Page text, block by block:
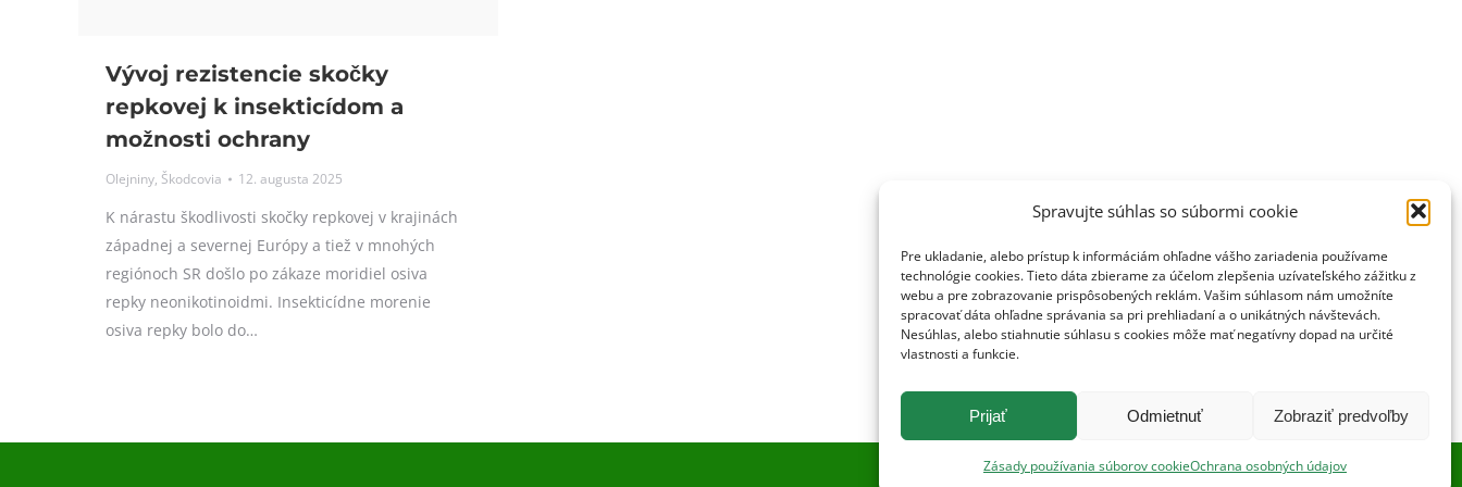
Spravujte súhlas so súbormi cookie
Pre ukladanie, alebo prístup k informáciám ohľadne vášho zariadenia používame
technológie cookies. Tieto dáta zbierame za účelom zlepšenia uzívateľského zážitku z
webu a pre zobrazovanie prispôsobených reklám. Vašim súhlasom nám umožníte
spracovať dáta ohľadne správania sa pri prehliadaní a o unikátných návštevách.
Nesúhlas, alebo stiahnutie súhlasu s cookies môže mať negatívny dopad na určité
vlastnosti a funkcie.
Prijať Odmietnuť Zobraziť predvoľby
Zásady používania súborov cookieOchrana osobných údajov
Vývoj rezistencie skočky
repkovej k insekticídom a
možnosti ochrany
Olejniny, Škodcovia 12. augusta 2025
K nárastu škodlivosti skočky repkovej v krajinách
západnej a severnej Európy a tiež v mnohých
regiónoch SR došlo po zákaze moridiel osiva
repky neonikotinoidmi. Insekticídne morenie
osiva repky bolo do…
©Naše pole 2019. Všetky práva vyhradené.